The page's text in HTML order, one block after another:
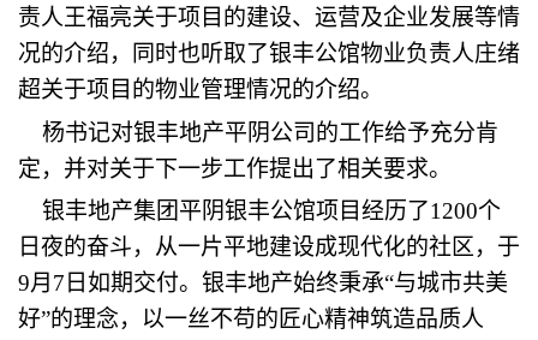
责人王福亮关于项目的建设、运营及企业发展等情
况的介绍，同时也听取了银丰公馆物业负责人庄绪
超关于项目的物业管理情况的介绍。
杨书记对银丰地产平阴公司的工作给予充分肯
定，并对关于下一步工作提出了相关要求。
银丰地产集团平阴银丰公馆项目经历了1200个
日夜的奋斗，从一片平地建设成现代化的社区，于
9月 7 日如期交付。银丰地产始终秉承“与城市共美
好”的理念，以一丝不苟的匠心精神筑造品质人